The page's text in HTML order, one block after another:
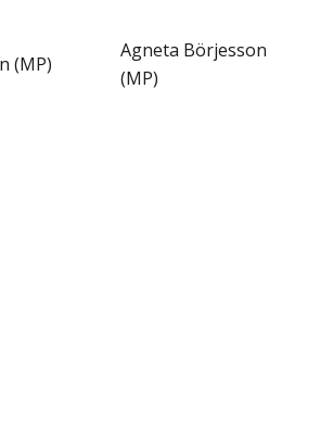
(MP)
Agneta Börjesson
(MP)